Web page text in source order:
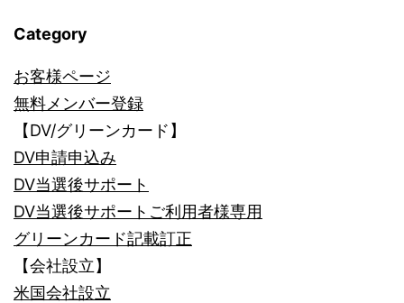
Category
お客様ページ
無料メンバー登録
【DV/グリーンカード】
DV申請申込み
DV当選後サポート
DV当選後サポートご利用者様専用
グリーンカード記載訂正
【会社設立】
米国会社設立